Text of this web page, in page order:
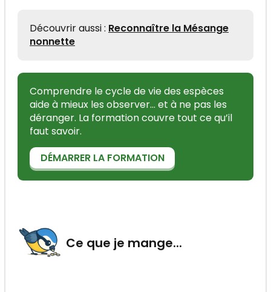
Découvrir aussi : Reconnaître la Mésange
nonnette
Comprendre le cycle de vie des espèces
aide à mieux les observer... et à ne pas les
déranger. La formation couvre tout ce qu’il
faut savoir.
DÉMARRER LA FORMATION
Ce que je mange...